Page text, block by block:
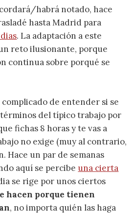
habrá notado, hace
hasta Madrid para
. La adaptación a este
reto ilusionante, porque
continua sobre porqué se
complicado de entender si se
del típico trabajo por
fichas 8 horas y te vas a
no exige (muy al contrario,
Hace un par de semanas
aquí se percibe una cierta
se rige por unos ciertos
hacen porque tienen
, no importa quién las haga